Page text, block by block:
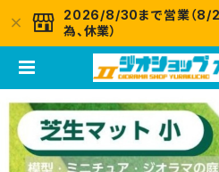
2026/8/30まで営業（8/
為、休業）